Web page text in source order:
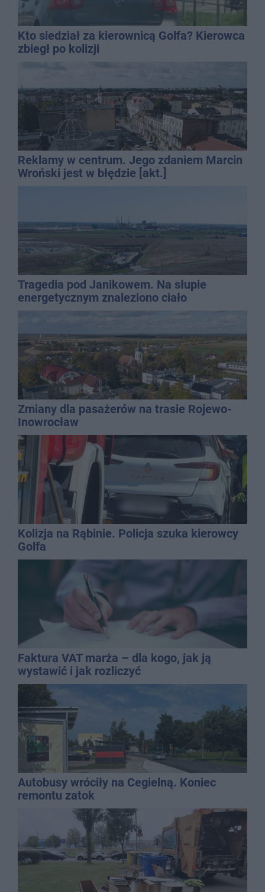
Kto siedział za kierownicą Golfa? Kierowca
zbiegł po kolizji
Reklamy w centrum. Jego zdaniem Marcin
Wroński jest w błędzie [akt.]
Tragedia pod Janikowem. Na słupie
energetycznym znaleziono ciało
mężczyzny
Zmiany dla pasażerów na trasie Rojewo-
Inowrocław
Kolizja na Rąbinie. Policja szuka kierowcy
Golfa
Faktura VAT marża – dla kogo, jak ją
wystawić i jak rozliczyć
Autobusy wróciły na Cegielną. Koniec
remontu zatok